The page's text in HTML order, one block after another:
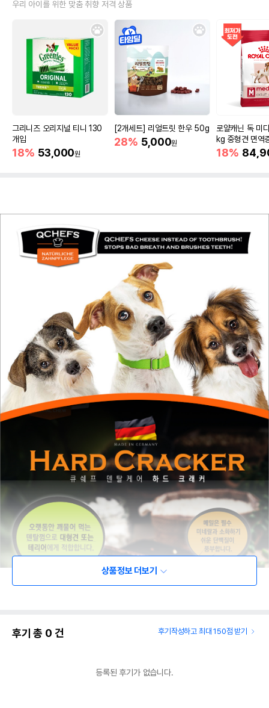
우리 아이를 위한 맞춤 취향 저격 상품
그리니즈 오리지널 티니 130
개입
18% 53,000원
[2개세트] 리얼트릿 한우 50g
28% 5,000원
로얄캐닌 독 미
kg 중형견 면역
18%
상품정보 더보기
후기 총 0 건 후기작성하고 최대 150점 받기
등록된 후기가 없습니다.